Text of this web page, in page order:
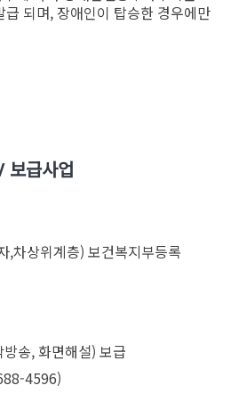
되며, 장애인이 탑승한 경우에만
보급사업
,차상위계층) 보건복지부등록
송, 화면해설) 보급
4596)